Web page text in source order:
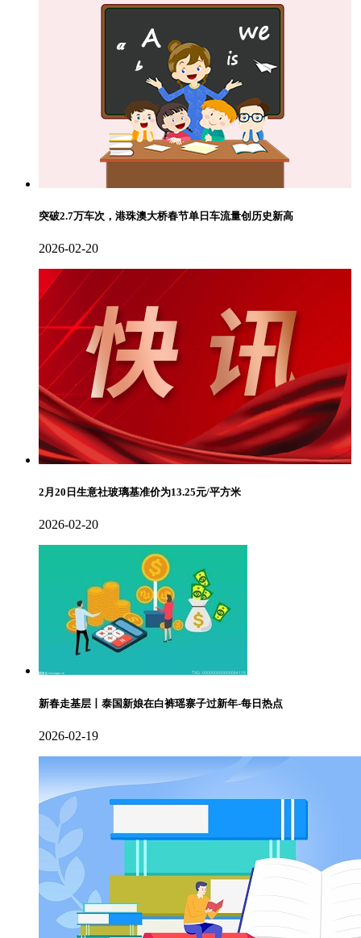
突破2.7万车次，港珠澳大桥春节单日车流量创历史新高
2026-02-20
2月20日生意社玻璃基准价为13.25元/平方米
2026-02-20
新春走基层丨泰国新娘在白裤瑶寨子过新年-每日热点
2026-02-19